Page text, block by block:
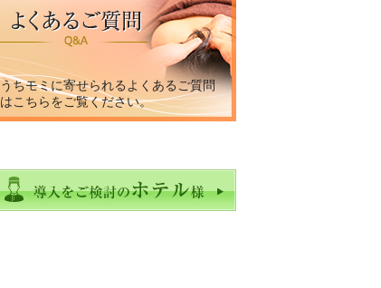
うちモミに寄せられるよくあるご質問
はこちらをご覧ください。